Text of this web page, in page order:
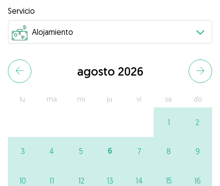
Servicio
agosto 2026
lu ma mi ju vi sa do
1 2
3 4 5 6 7 8 9
10 11 12 13 14 15 16